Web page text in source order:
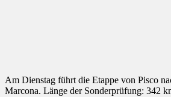
Am Dienstag führt die Etappe von Pisco
Marcona. Länge der Sonderprüfung: 342